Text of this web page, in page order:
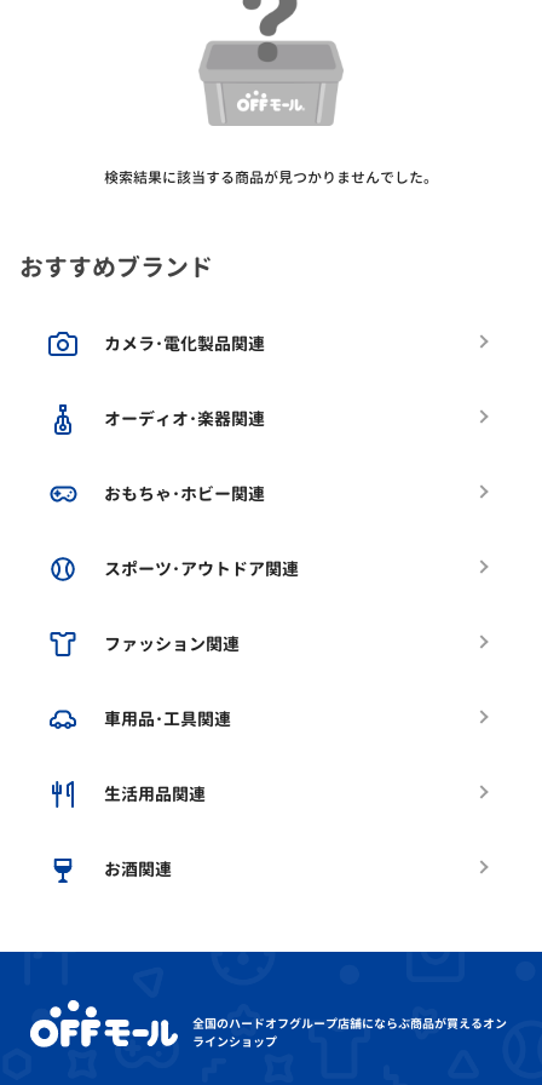
検索結果に該当する商品が見つかりませんでした。
おすすめブランド
カメラ･電化製品関連
オーディオ･楽器関連
おもちゃ･ホビー関連
スポーツ･アウトドア関連
ファッション関連
車用品･工具関連
生活用品関連
お酒関連
全国のハードオフグループ店舗にならぶ商品が買えるオン
ラインショップ